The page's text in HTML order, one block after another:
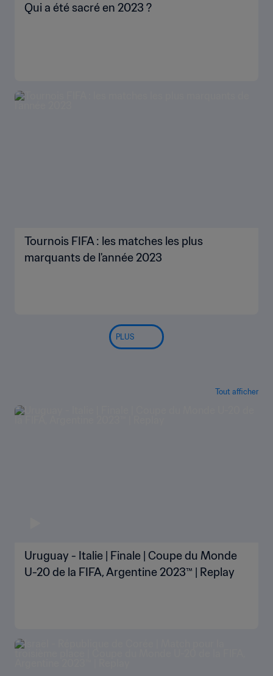
Qui a été sacré en 2023 ?
Tournois FIFA : les matches les plus
marquants de l'année 2023
PLUS
Tout afficher
Uruguay - Italie | Finale | Coupe du Monde
U-20 de la FIFA, Argentine 2023™ | Replay